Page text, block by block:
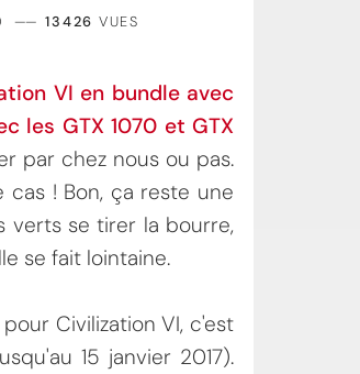
—— 13426 VUES
VI en bundle avec
les GTX 1070 et GTX
par chez nous ou pas.
! Bon, ça reste une
verts se tirer la bourre,
se fait lointaine.
Civilization VI, c'est
15 janvier 2017).